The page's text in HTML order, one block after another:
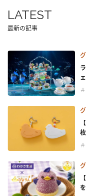
LATEST
最新の記事